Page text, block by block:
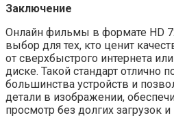
Заключение
Онлайн фильмы в формате HD
выбор для тех, кто ценит
от сверхбыстрого интернета
диске. Такой стандарт отлично
большинства устройств и
детали в изображении,
просмотр без долгих загрузок